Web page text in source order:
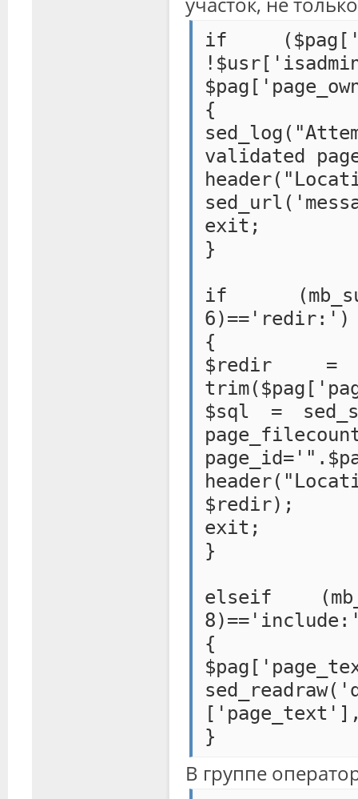
if
{
validated
exit;
}
if
6)=='redir:')
{
$redir =
$sql =
$redir);
exit;
}
elseif
{
}
В группе